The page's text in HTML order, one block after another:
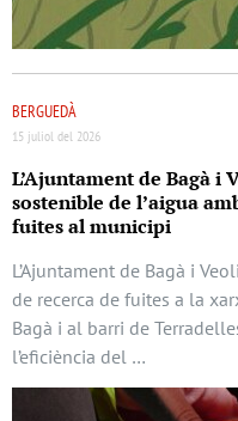
BERGUEDÀ
15 juliol del 2026
L’Ajuntament de Bagà i
sostenible de l’aigua
fuites al municipi
L’Ajuntament de Bagà i
de recerca de fuites a la
Bagà i al barri de
l’eficiència del …